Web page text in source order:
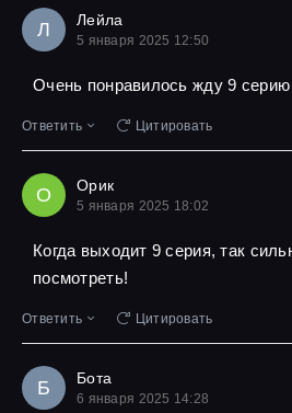
Л Лейла
5 января 2025 12:50
Очень понравилось жду 9 серию
Ответить Цитировать
О Орик
5 января 2025 18:02
Когда выходит 9 серия, так
посмотреть!
Ответить Цитировать
Б Бота
6 января 2025 14:28